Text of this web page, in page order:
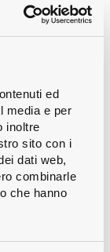
ed
media e per
inoltre
sito con i
dati web,
combinarle
che hanno
il
della
e non